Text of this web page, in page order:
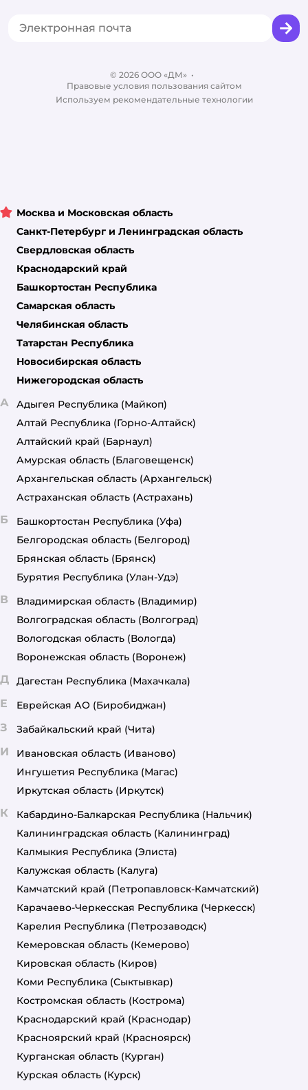
Блог
Корм для собак
© 2026 ООО «ДМ» •
Правовые условия пользования сайтом
Используем рекомендательные технологии
Москва и Московская область
Санкт-Петербург и Ленинградская область
Свердловская область
Краснодарский край
Башкортостан Республика
Самарская область
Челябинская область
Татарстан Республика
Новосибирская область
Нижегородская область
А Адыгея Республика (Майкоп)
Алтай Республика (Горно-Алтайск)
Алтайский край (Барнаул)
Амурская область (Благовещенск)
Архангельская область (Архангельск)
Астраханская область (Астрахань)
Б Башкортостан Республика (Уфа)
Белгородская область (Белгород)
Брянская область (Брянск)
Бурятия Республика (Улан-Удэ)
В Владимирская область (Владимир)
Волгоградская область (Волгоград)
Вологодская область (Вологда)
Воронежская область (Воронеж)
Д Дагестан Республика (Махачкала)
Е Еврейская АО (Биробиджан)
З Забайкальский край (Чита)
И Ивановская область (Иваново)
Ингушетия Республика (Магас)
Иркутская область (Иркутск)
К Кабардино-Балкарская Республика (Нальчик)
Калининградская область (Калининград)
Калмыкия Республика (Элиста)
Калужская область (Калуга)
Камчатский край (Петропавловск-Камчатский)
Карачаево-Черкесская Республика (Черкесск)
Карелия Республика (Петрозаводск)
Кемеровская область (Кемерово)
Кировская область (Киров)
Коми Республика (Сыктывкар)
Костромская область (Кострома)
Краснодарский край (Краснодар)
Красноярский край (Красноярск)
Курганская область (Курган)
Курская область (Курск)